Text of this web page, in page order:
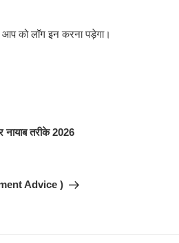
आप कोलॉग इनकरना पड़ेगा।
तरीके 2026
Advice )